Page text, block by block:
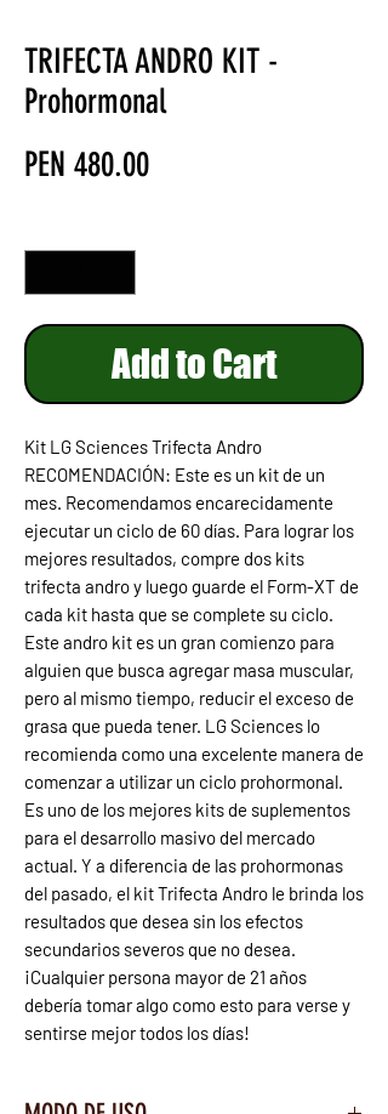
TRIFECTA ANDRO KIT -
Prohormonal
PEN 480.00Price
Add to Cart
Kit LG Sciences Trifecta Andro
RECOMENDACIÓN: Este es un kit de un
mes. Recomendamos encarecidamente
ejecutar un ciclo de 60 días. Para lograr los
mejores resultados, compre dos kits
trifecta andro y luego guarde el Form-XT de
cada kit hasta que se complete su ciclo.
Este andro kit es un gran comienzo para
alguien que busca agregar masa muscular,
pero al mismo tiempo, reducir el exceso de
grasa que pueda tener. LG Sciences lo
recomienda como una excelente manera de
comenzar a utilizar un ciclo prohormonal.
Es uno de los mejores kits de suplementos
para el desarrollo masivo del mercado
actual. Y a diferencia de las prohormonas
del pasado, el kit Trifecta Andro le brinda los
resultados que desea sin los efectos
secundarios severos que no desea.
¡Cualquier persona mayor de 21 años
debería tomar algo como esto para verse y
sentirse mejor todos los días!